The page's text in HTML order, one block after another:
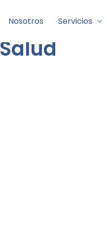
Nosotros Servicios
Salud